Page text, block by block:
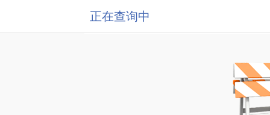
正在查询中